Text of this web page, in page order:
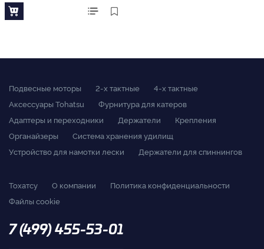
Подвесные моторы 2-x тактные
4-x тактные
Аксессуары Tohatsu
Фурнитура для катеров
Адаптеры и переходники
Держатели
Крепления
Органайзеры
Система хранения удилищ
Устройство для намотки лески
Держатели для спиннингов
Тохатсу О компании
Политика конфиденциальности
Файлы cookie
7 (499) 455-53-01